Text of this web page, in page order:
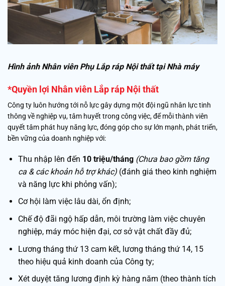
Hình ảnh Nhân viên Phụ Lắp ráp Nội thất tại Nhà máy
*Quyền lợi Nhân viên Lắp ráp Nội thất
Công ty luôn hướng tới nỗ lực gây dựng một đội ngũ nhân lực tinh
thông về nghiệp vụ, tâm huyết trong công việc, để mỗi thành viên
quyết tâm phát huy năng lực, đóng góp cho sự lớn mạnh, phát triển,
bền vững của doanh nghiệp với:
Thu nhập lên đến 10 triệu/tháng (Chưa bao gồm tăng
ca & các khoản hỗ trợ khác)(đánh giá theo kinh nghiệm
và năng lực khi phỏng vấn);
Cơ hội làm việc lâu dài, ổn định;
Chế độ đãi ngộ hấp dẫn, môi trường làm việc chuyên
nghiệp, máy móc hiện đại, cơ sở vật chất đầy đủ;
Lương tháng thứ 13 cam kết, lương tháng thứ 14, 15
theo hiệu quả kinh doanh của Công ty;
Xét duyệt tăng lương định kỳ hàng năm (theo thành tích